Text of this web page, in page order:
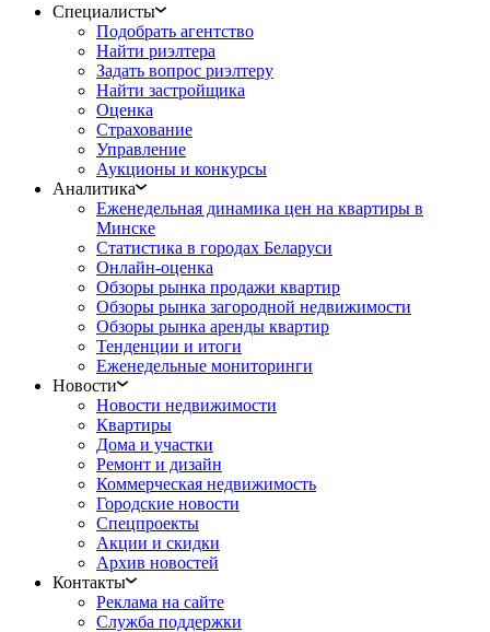
Специалисты
Подобрать агентство
Найти риэлтера
Задать вопрос риэлтеру
Найти застройщика
Оценка
Страхование
Управление
Аукционы и конкурсы
Аналитика
Еженедельная динамика цен на квартиры в
Минске
Статистика в городах Беларуси
Онлайн-оценка
Обзоры рынка продажи квартир
Обзоры рынка загородной недвижимости
Обзоры рынка аренды квартир
Тенденции и итоги
Еженедельные мониторинги
Новости
Новости недвижимости
Квартиры
Дома и участки
Ремонт и дизайн
Коммерческая недвижимость
Городские новости
Спецпроекты
Акции и скидки
Архив новостей
Контакты
Реклама на сайте
Служба поддержки